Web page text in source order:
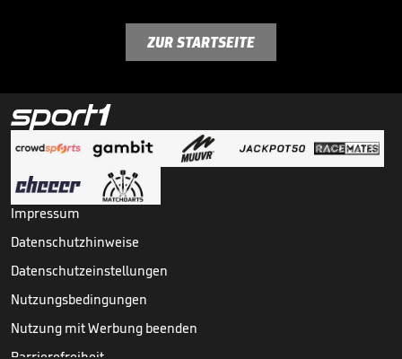
ZUR STARTSEITE
Impressum
Datenschutzhinweise
Datenschutzeinstellungen
Nutzungsbedingungen
Nutzung mit Werbung beenden